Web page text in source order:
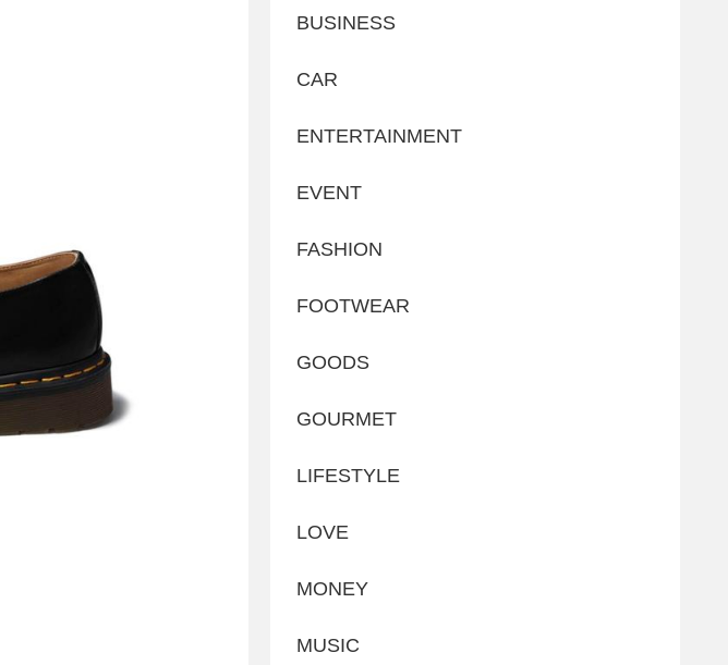
BUSINESS
CAR
ENTERTAINMENT
EVENT
FASHION
FOOTWEAR
GOODS
GOURMET
LIFESTYLE
LOVE
MONEY
MUSIC